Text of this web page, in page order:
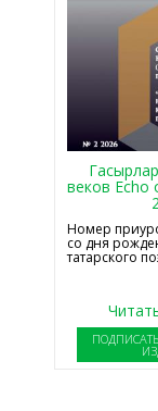
веков
Номер
со дня
татарского